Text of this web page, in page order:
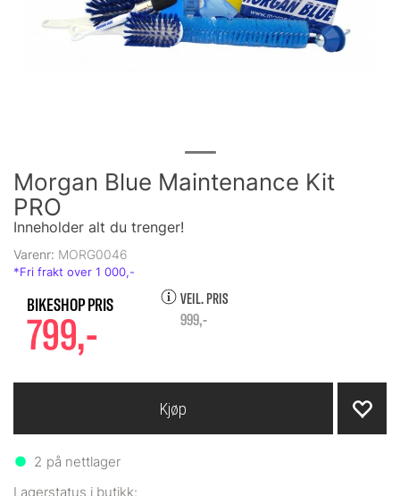
Morgan Blue Maintenance Kit
PRO
Inneholder alt du trenger!
Varenr: MORG0046
799,-
VEIL. PRIS
999,-
2 på nettlager
Kjøp